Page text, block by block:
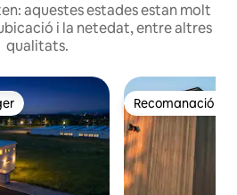
aquestes estades estan molt
i la netedat, entre altres
qualitats.
Recomanació
Recomanació